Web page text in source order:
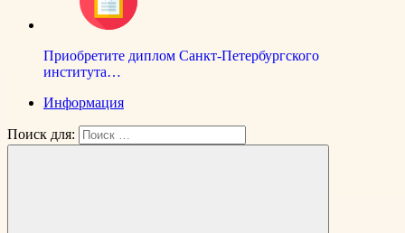
Приобретите диплом Санкт-Петербургского
института…
Информация
Поиск для: